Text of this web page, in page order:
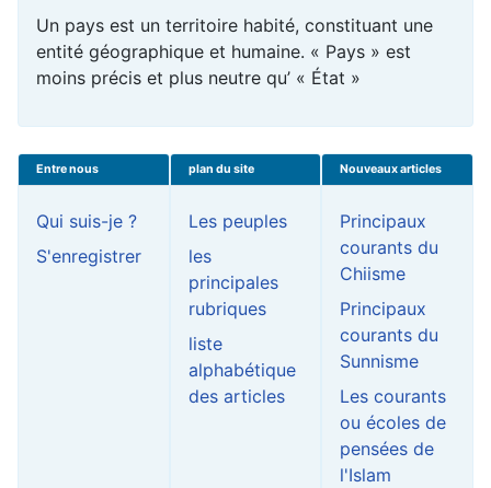
Un pays est un territoire habité, constituant une
entité géographique et humaine. « Pays » est
moins précis et plus neutre qu’ « État »
Entre nous
Qui suis-je ?
S'enregistrer
plan du site
Les peuples
les
principales
rubriques
liste
alphabétique
des articles
Nouveaux articles
Principaux
courants du
Chiisme
Principaux
courants du
Sunnisme
Les courants
ou écoles de
pensées de
l'Islam